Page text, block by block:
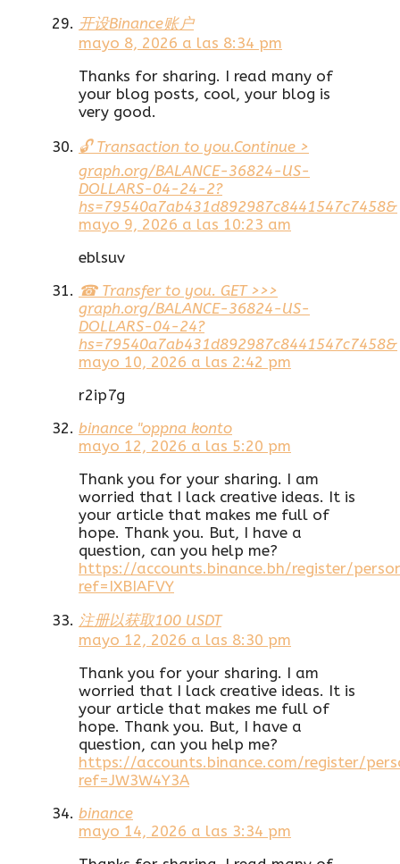
开设Binance账户
mayo 8, 2026 a las 8:34 pm
Thanks for sharing. I read many of
your blog posts, cool, your blog is
very good.
🔓 Transaction to you.Continue >
graph.org/BALANCE-36824-US-
DOLLARS-04-24-2?
hs=79540a7ab431d892987c8441547c7458&
mayo 9, 2026 a las 10:23 am
eblsuv
☎ Transfer to you. GET >>>
graph.org/BALANCE-36824-US-
DOLLARS-04-24?
hs=79540a7ab431d892987c8441547c7458&
mayo 10, 2026 a las 2:42 pm
r2ip7g
binance "oppna konto
mayo 12, 2026 a las 5:20 pm
Thank you for your sharing. I am
worried that I lack creative ideas. It is
your article that makes me full of
hope. Thank you. But, I have a
question, can you help me?
https://accounts.binance.bh/register/
ref=IXBIAFVY
注册以获取100 USDT
mayo 12, 2026 a las 8:30 pm
Thank you for your sharing. I am
worried that I lack creative ideas. It is
your article that makes me full of
hope. Thank you. But, I have a
question, can you help me?
https://accounts.binance.com/register/
ref=JW3W4Y3A
binance
mayo 14, 2026 a las 3:34 pm